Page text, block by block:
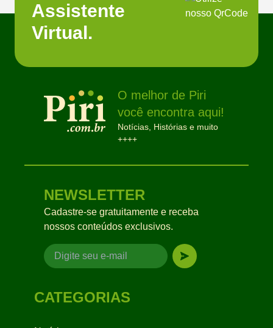
Assistente
Virtual.
O melhor de Piri
você encontra aqui!
Notícias, Histórias e muito
++++
NEWSLETTER
Cadastre-se gratuitamente e receba
nossos conteúdos exclusivos.
CATEGORIAS